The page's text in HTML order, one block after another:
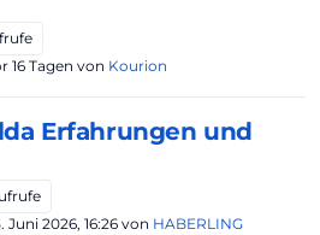
16 Tagen von Kourion
Erfahrungen und
Juni 2026, 16:26 von HABERLING